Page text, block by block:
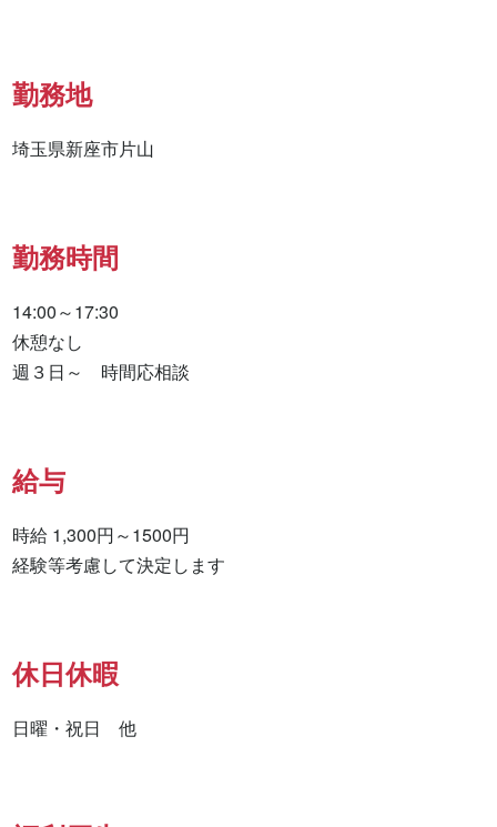
勤務地
埼玉県新座市片山
勤務時間
14:00～17:30
休憩なし
週３日～　時間応相談
給与
時給 1,300円～1500円
経験等考慮して決定します
休日休暇
日曜・祝日　他